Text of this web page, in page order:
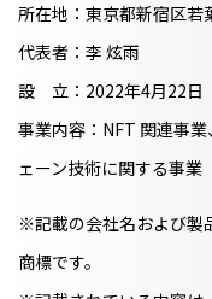
所在地：東京都新宿区若
代表者：李 炫雨
設 立：2022年4月22日
事業内容：NFT 関連事
ェーン技術に関する事業
※記載の会社名および製
商標です。